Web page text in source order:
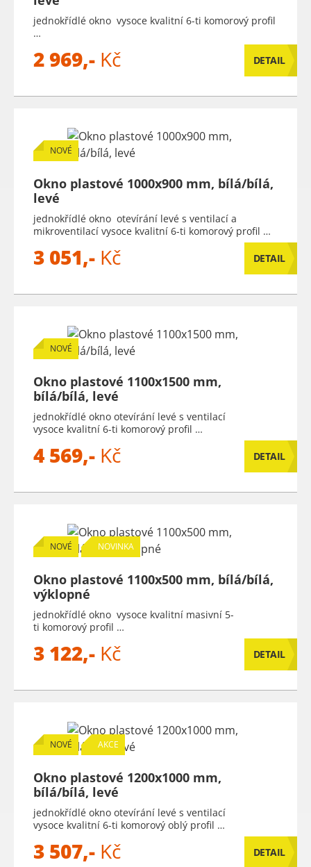
jednokřídlé okno vysoce kvalitní 6-ti komorový profil
…
2 969,- Kč DETAIL
NOVÉ
Okno plastové 1000x900 mm, bílá/bílá,
levé
jednokřídlé okno otevírání levé s ventilací a
mikroventilací vysoce kvalitní 6-ti komorový profil …
3 051,- Kč DETAIL
NOVÉ
Okno plastové 1100x1500 mm,
bílá/bílá, levé
jednokřídlé okno otevírání levé s ventilací
vysoce kvalitní 6-ti komorový profil …
4 569,- Kč DETAIL
NOVÉ NOVINKA
Okno plastové 1100x500 mm, bílá/bílá,
výklopné
jednokřídlé okno vysoce kvalitní masivní 5-
ti komorový profil …
3 122,- Kč DETAIL
NOVÉ AKCE
Okno plastové 1200x1000 mm,
bílá/bílá, levé
jednokřídlé okno otevírání levé s ventilací
vysoce kvalitní 6-ti komorový oblý profil …
3 507,- Kč DETAIL